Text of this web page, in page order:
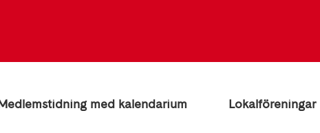
med kalendarium Lokalföreningar